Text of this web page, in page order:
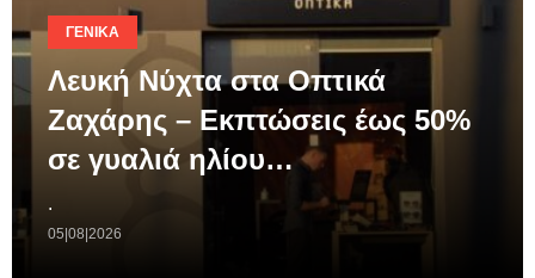
ΓΕΝΙΚΆ
Λευκή Νύχτα στα Οπτικά
Ζαχάρης – Εκπτώσεις έως 50%
σε γυαλιά ηλίου…
.
05|08|2026